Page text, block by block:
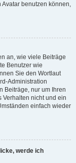
Avatar benutzen können,
an, wie viele Beiträge
Benutzer wie
Sie den Wortlaut
Administration
Beiträge, nur um Ihren
nicht und ein
einfach wieder
werde ich